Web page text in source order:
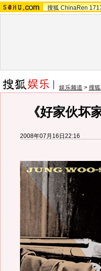
搜狐 ChinaRen
娱乐频道 > 搜
《好家伙坏
2008年07月16日22:16